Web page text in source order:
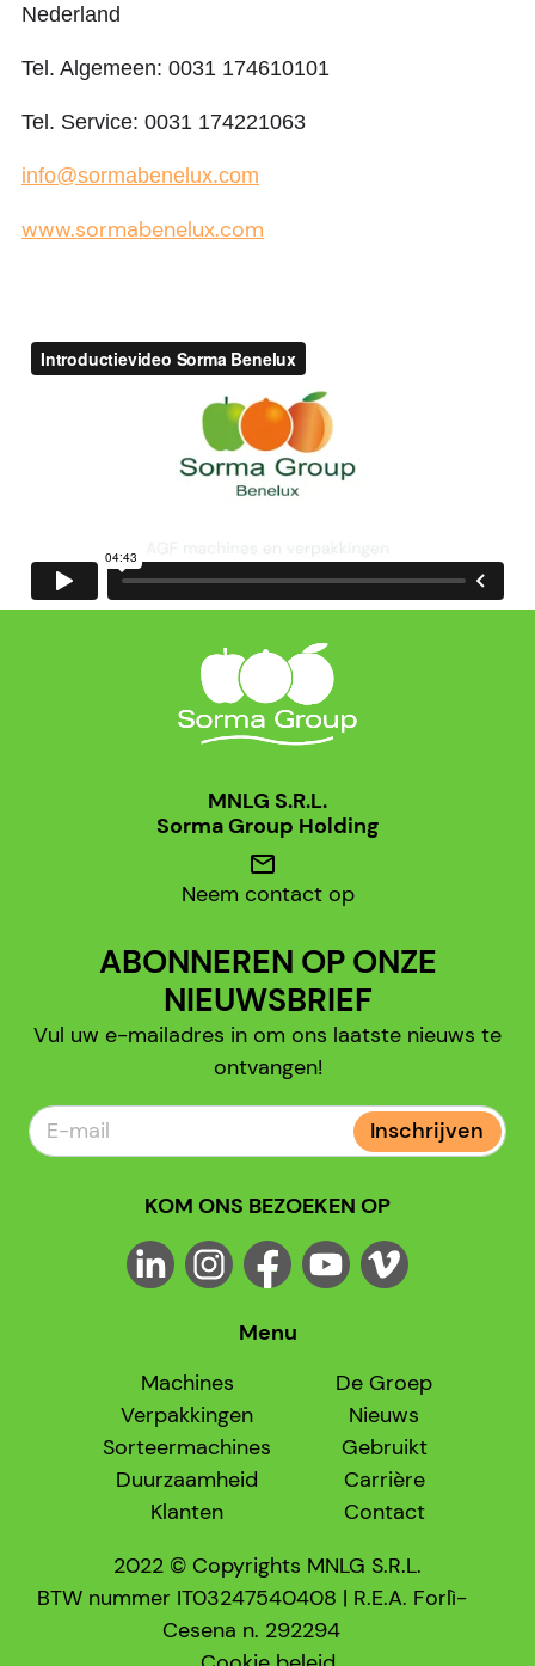
Nederland
Tel. Algemeen: 0031 174610101
Tel. Service: 0031 174221063
info@sormabenelux.com
www.sormabenelux.com
MNLG S.R.L.
Sorma Group Holding
mail
Neem contact op
ABONNEREN OP ONZE
NIEUWSBRIEF
Vul uw e-mailadres in om ons laatste nieuws te
ontvangen!
Inschrijven
KOM ONS BEZOEKEN OP
Menu
Machines
Verpakkingen
Sorteermachines
Duurzaamheid
Klanten
De Groep
Nieuws
Gebruikt
Carrière
Contact
2022 © Copyrights MNLG S.R.L.
BTW nummer IT03247540408 | R.E.A. Forlì-
Cesena n. 292294